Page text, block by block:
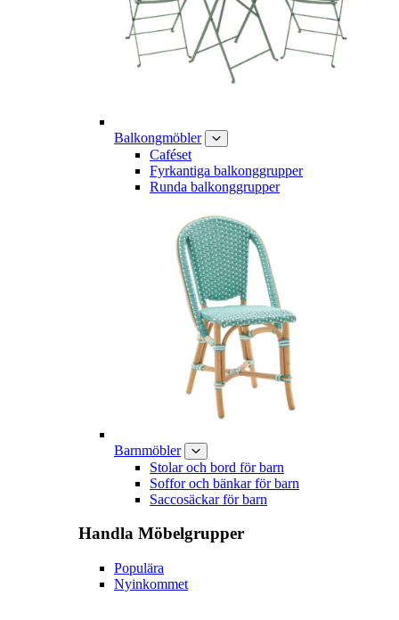
Balkongmöbler
Caféset
Fyrkantiga balkonggrupper
Runda balkonggrupper
Barnmöbler
Stolar och bord för barn
Soffor och bänkar för barn
Saccosäckar för barn
Handla Möbelgrupper
Populära
Nyinkommet